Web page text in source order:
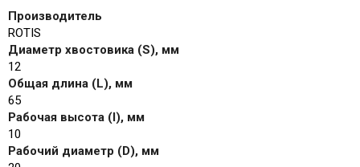
Производитель
ROTIS
Диаметр хвостовика (S), мм
12
Общая длина (L), мм
65
Рабочая высота (I), мм
10
Рабочий диаметр (D), мм